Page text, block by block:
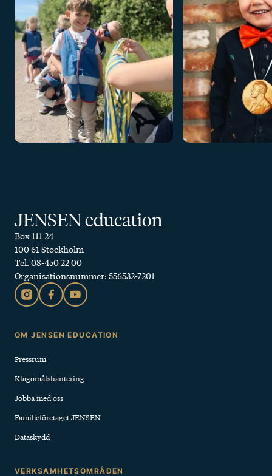
JENSEN education
Box 111 24
100 61 Stockholm
Tel. 08-450 22 00
Organisationsnummer: 556532-7201
Sidfot
OM JENSEN EDUCATION
Pressrum
Klagomålshantering
Jobba med oss
Familjeföretaget JENSEN
Dataskydd
VERKSAMHETSOMRÅDEN